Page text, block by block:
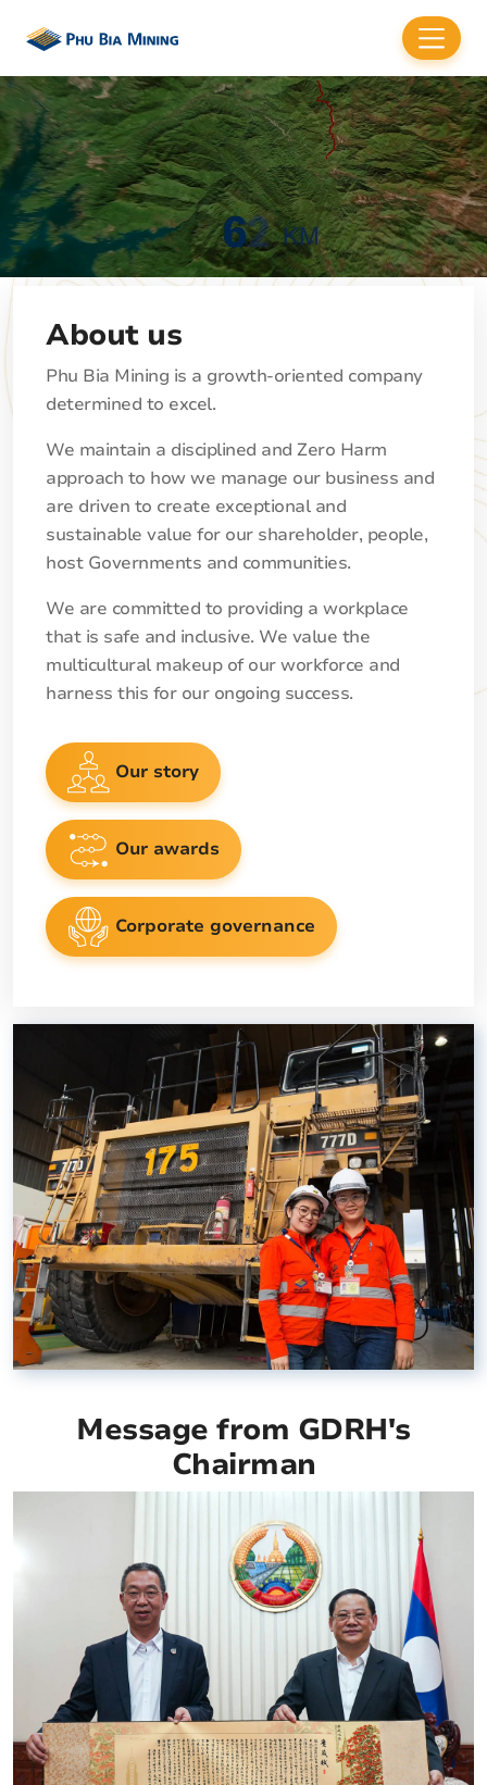
About us
Phu Bia Mining is a growth-oriented company
determined to excel.
We maintain a disciplined and Zero Harm
approach to how we manage our business and
are driven to create exceptional and
sustainable value for our shareholder, people,
host Governments and communities.
We are committed to providing a workplace
that is safe and inclusive. We value the
multicultural makeup of our workforce and
harness this for our ongoing success.
Our story
Our awards
Corporate governance
Message from GDRH's
Chairman